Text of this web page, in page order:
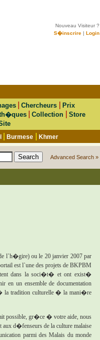
Nouveau Visiteur ?
S�inscrire | Login
|Chercheurs |Prix
|Collection
Store
|Burmese Khmer
Advanced Search »
l`h�gire) ou le 20 janvier 2007 par
est l`une des projets de BKPBM
dans la soci�t� et ont exist�
en un ensemble de documentation
la tradition culturelle � la mani�re
possible, gr�ce � votre aide, nous
aux d�fenseurs de la culture malaise
parmi des Malais du monde